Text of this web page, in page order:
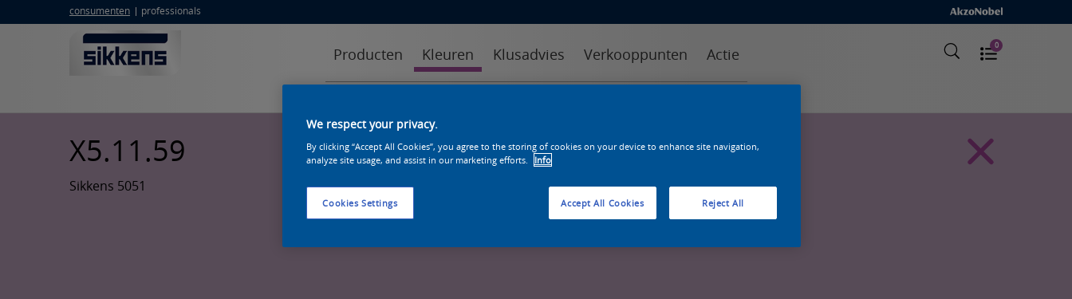
consumenten professionals
Producten Kleuren Klusadvies Verkooppunten Actie 0
X5.11.59
Sikkens 5051
We respect your privacy.
By clicking “Accept All Cookies”, you agree to the storing of cookies on your device to enhance site navigation,
analyze site usage, and assist in our marketing efforts.
Info
Cookies Settings Reject All
Accept All Cookies